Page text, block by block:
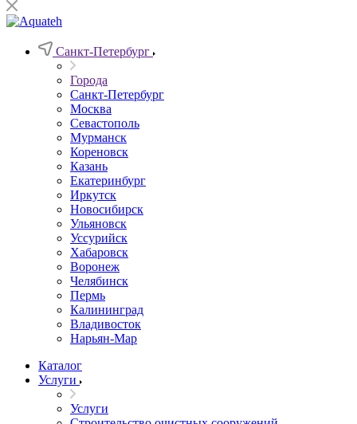
Санкт-Петербург
Города
Санкт-Петербург
Москва
Севастополь
Мурманск
Кореновск
Казань
Екатеринбург
Иркутск
Новосибирск
Ульяновск
Уссурийск
Хабаровск
Воронеж
Челябинск
Пермь
Калининград
Владивосток
Нарьян-Мар
Каталог
Услуги
Услуги